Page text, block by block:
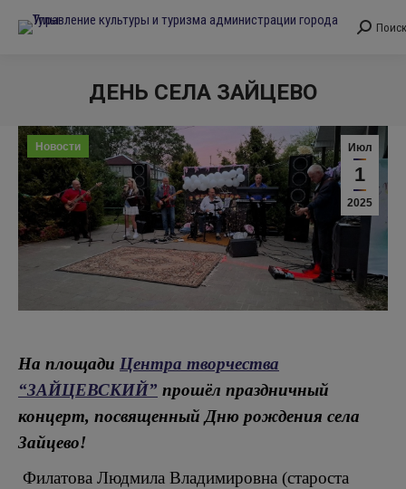
Поиск:
Поиск
ДЕНЬ СЕЛА ЗАЙЦЕВО
Июл
1
2025
Новости
На площади Центра творчества
“ЗАЙЦЕВСКИЙ” прошёл праздничный
концерт, посвященный Дню рождения села
Зайцево!
Филатова Людмила Владимировна (староста